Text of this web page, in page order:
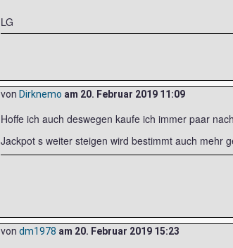
LG
von Dirknemo am 20. Februar 2019 11:09
Hoffe ich auch deswegen kaufe ich immer paar
Jackpot s weiter steigen wird bestimmt auch mehr
von dm1978 am 20. Februar 2019 15:23